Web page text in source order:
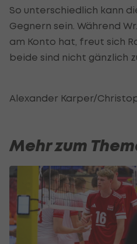
So unterschiedlich kann
Gegnern sein. Während
am Konto hat, freut sich
beide sind nicht gänzlich
Alexander Karper/
Mehr zum